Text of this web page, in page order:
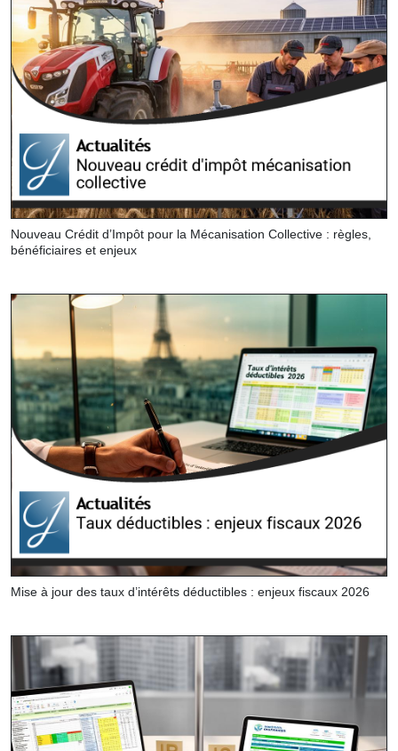
Nouveau Crédit d’Impôt pour la Mécanisation Collective : règles,
bénéficiaires et enjeux
Mise à jour des taux d’intérêts déductibles : enjeux fiscaux 2026